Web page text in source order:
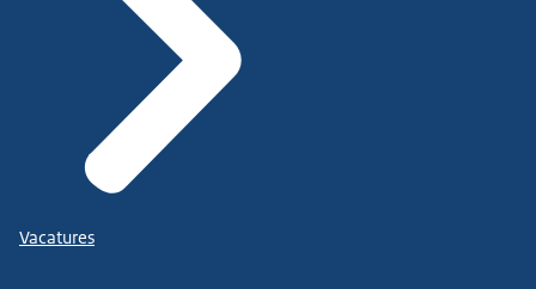
Vacatures